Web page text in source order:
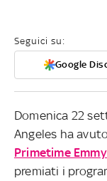
Seguici su:
Google
Domenica 22
Angeles ha
Primetime
premiati i